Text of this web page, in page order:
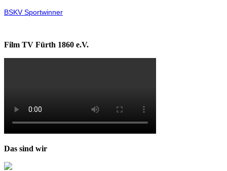
BSKV Sportwinner
Film TV Fürth 1860 e.V.
Das sind wir